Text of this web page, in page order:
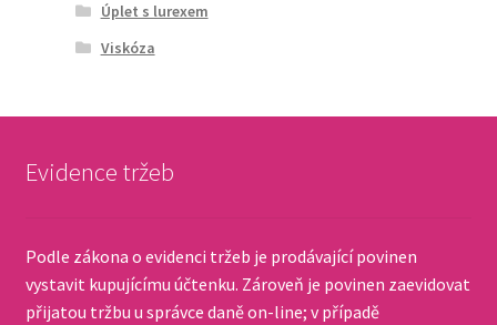
Úplet s lurexem
Viskóza
Evidence tržeb
Podle zákona o evidenci tržeb je prodávající povinen
vystavit kupujícímu účtenku. Zároveň je povinen zaevidovat
přijatou tržbu u správce daně on-line; v případě